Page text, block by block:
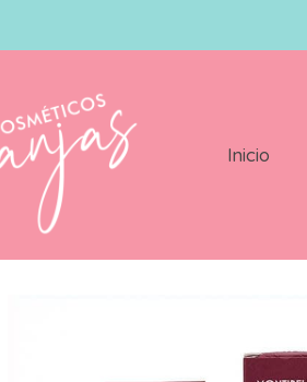
Inicio
Montibello Cromatone 60gr Color 8 36